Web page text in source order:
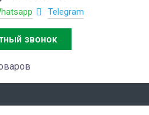
Telegram
звонок